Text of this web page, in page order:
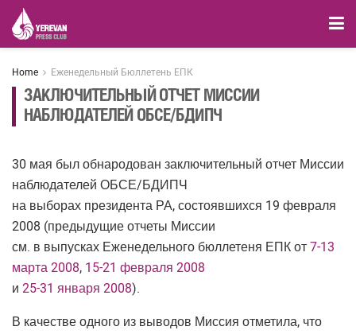
Home Еженедельный Бюллетень ЕПК
ЗАКЛЮЧИТЕЛЬНЫЙ ОТЧЕТ МИССИИ
НАБЛЮДАТЕЛЕЙ ОБСЕ/БДИПЧ
30 мая был обнародован заключительный отчет Миссии
наблюдателей ОБСЕ/БДИПЧ
на выборах президента РА, состоявшихся 19 февраля
2008 (предыдущие отчеты Миссии
см. в выпусках Еженедельного бюллетеня ЕПК от 7-13
марта 2008, 15-21 февраля 2008
и 25-31 января 2008).
В качестве одного из выводов Миссия отметила, что